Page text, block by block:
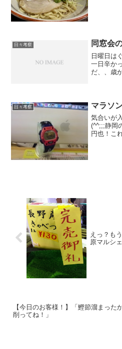
日々考察 同窓会
日曜日は
一日辛か
だ、、歳
日々考察 マラソ
気合いが
(^^;;;静岡
円也！こ
えっ？も
原マルシェ
【今日のお客様！】「鰹節溜まった
削ってね！」